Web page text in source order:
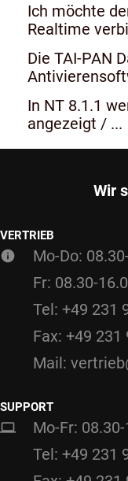
Ich möchte
Realtime
Die TAI-PAN
In NT 8.1.1
angezeigt / ...
Wir
VERTRIEB
Mo-Do:
Fr: 08.30-
Tel: +49 231
Fax: +49 231
Mail:
SUPPORT
Mo-Fr:
Tel: +49 231